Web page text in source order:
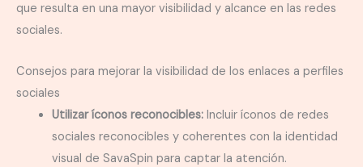
que resulta en una mayor visibilidad y alcance en las redes
sociales.
Consejos para mejorar la visibilidad de los enlaces a perfiles
sociales
Utilizar íconos reconocibles:Incluir íconos de redes
sociales reconocibles y coherentes con la identidad
visual de SavaSpin para captar la atención.